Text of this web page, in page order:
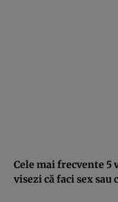
Cele mai frecvente 5
visezi că faci sex sau